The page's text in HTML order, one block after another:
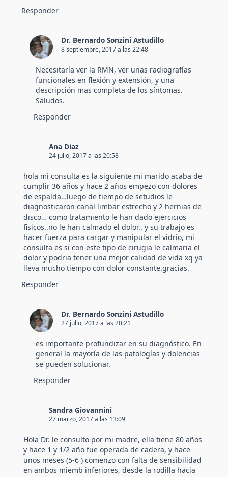
Responder
Dr. Bernardo Sonzini Astudillo
8 septiembre, 2017 a las 22:48
Necesitaría ver la RMN, ver unas radiografías
funcionales en flexión y extensión, y una
descripción mas completa de los síntomas.
Saludos.
Responder
Ana Diaz
24 julio, 2017 a las 20:58
hola mi consulta es la siguiente mi marido acaba de
cumplir 36 años y hace 2 años empezo con dolores
de espalda…luego de tiempo de setudios le
diagnosticaron canal limbar estrecho y 2 hernias de
disco… como tratamiento le han dado ejercicios
fisicos..no le han calmado el dolor.. y su trabajo es
hacer fuerza para cargar y manipular el vidrio, mi
consulta es si con este tipo de cirugia le calmaria el
dolor y podria tener una mejor calidad de vida xq ya
lleva mucho tiempo con dolor constante.gracias.
Responder
Dr. Bernardo Sonzini Astudillo
27 julio, 2017 a las 20:21
es importante profundizar en su diagnóstico. En
general la mayoría de las patologías y dolencias
se pueden solucionar.
Responder
Sandra Giovannini
27 marzo, 2017 a las 13:09
Hola Dr. le consulto por mi madre, ella tiene 80 años
y hace 1 y 1/2 año fue operada de cadera, y hace
unos meses (5-6 ) comenzo con falta de sensibilidad
en ambos miemb inferiores, desde la rodilla hacia